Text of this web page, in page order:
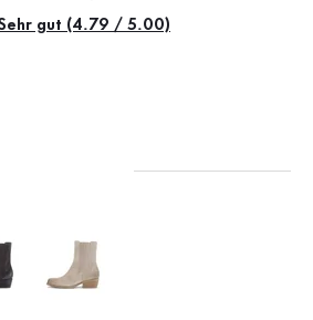
Sehr gut (4.79 / 5.00)